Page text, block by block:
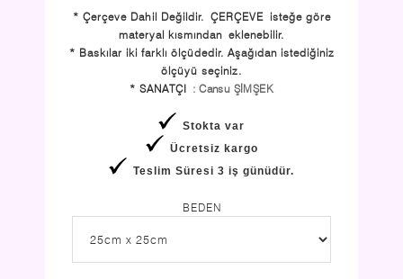
* Çerçeve Dahil Değildir. ÇERÇEVE isteğe göre
materyal kısmından eklenebilir.
* Baskılar iki farklı ölçüdedir. Aşağıdan istediğiniz
ölçüyü seçiniz.
* SANATÇI : Cansu ŞİMŞEK
Stokta var
Ücretsiz kargo
Teslim Süresi 3 iş günüdür.
BEDEN